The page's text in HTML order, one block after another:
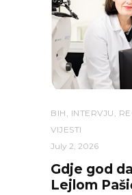
BIH , INTERVJU ,
VIJESTI
July 2, 2026
Gdje god
Lejlom